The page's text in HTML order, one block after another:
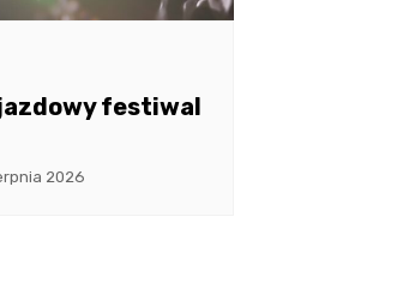
festiwal
2026